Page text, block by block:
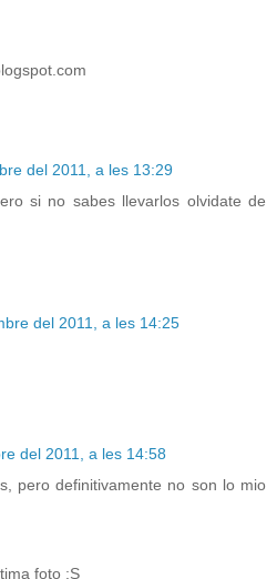
del 2011, a les 13:29
si no sabes llevarlos olvidate de
del 2011, a les 14:25
del 2011, a les 14:58
pero definitivamente no son lo mio
foto :S